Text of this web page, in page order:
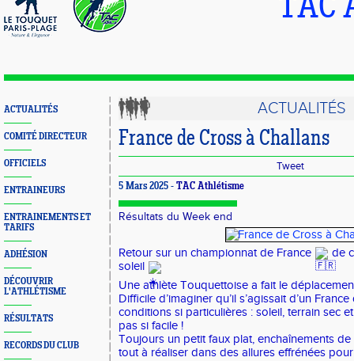
TAC
ACTUALITÉS
COMITÉ DIRECTEUR
OFFICIELS
ENTRAINEURS
ENTRAINEMENTS ET
TARIFS
ADHÉSION
DÉCOUVRIR
L'ATHLÉTISME
RÉSULTATS
RECORDS DU CLUB
ACTUALITÉS
France de Cross à Challans
Tweet
5 Mars 2025 - TAC Athlétisme
Résultats du Week end
Retour sur un championnat de France
de
soleil
Une athlète Touquettoise a fait le
Difficile d’imaginer qu’il s’agissait d’un
conditions si particulières : soleil, terrain sec
pas si facile !
Toujours un petit faux plat, enchaînements
tout à réaliser dans des allures effrénées